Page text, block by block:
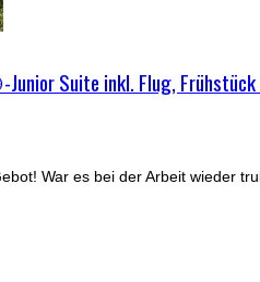
Suite inkl. Flug,
War es bei der Arbeit wieder